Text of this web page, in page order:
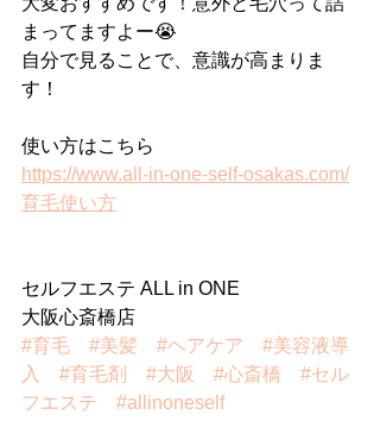
まってますよー😭
自分で見ることで、意識が高まりま
す！
使い方はこちら
https://www.all-in-one-self-osakas.com/
育毛使い方
セルフエステ ALL in ONE
大阪心斎橋店
#育毛
#美髪 #ヘアケア
#美容液導
入
#育毛剤 #大阪 #心斎橋
#セル
フエステ
#allinoneself